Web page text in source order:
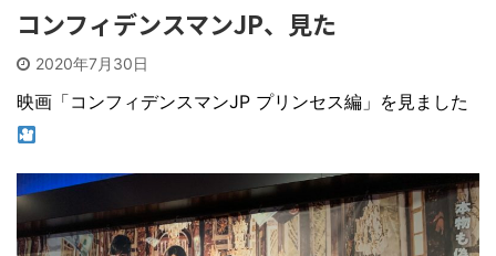
コンフィデンスマンJP、見た
2020年7月30日
映画「コンフィデンスマンJP プリンセス編」を見ました